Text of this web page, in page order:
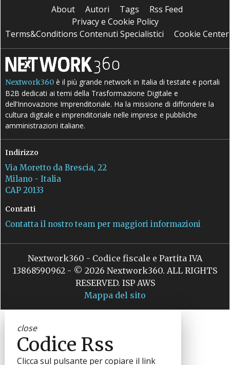
About Autori Tags
Rss Feed
Privacy e Cookie Policy
Terms&Conditions Contenuti Specialistici
Cookie Center
Nextwork360 è il più grande network in Italia di testate e portali
B2B dedicati ai temi della Trasformazione Digitale e
dell’Innovazione Imprenditoriale. Ha la missione di diffondere la
cultura digitale e imprenditoriale nelle imprese e pubbliche
amministrazioni italiane.
Indirizzo
Via Moretto da Brescia, 22
Milano - Italia
CAP 20133
Contatti
Contatta il nostro team per maggiori informazioni
Nextwork360 - Codice fiscale e Partita IVA
13868590962 - © 2026 Nextwork360. ALL RIGHTS
RESERVED. ISP AWS
Mappa del sito
close
Codice Rss
Clicca sul pulsante per copiare il link